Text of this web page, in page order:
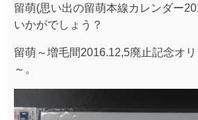
留萌(思い出の留萌本線カレンダー
いかがでしょう？
留萌～増毛間2016.12,5廃止記念オ
～。